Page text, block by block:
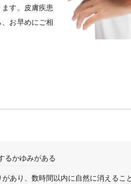
す。皮膚疾患
お早めにご相
るかゆみがある
あり、数時間以内に自然に消えるこ